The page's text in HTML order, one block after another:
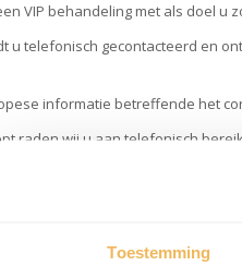
Toestemming
VIP behandeling met als doel u
u telefonisch gecontacteerd en
informatie betreffende het
raden wij u aan telefonisch
uw beslissing behoort immers
u om snel goed nieuws te
Binnen de 10 minuten gaan we
simulatie